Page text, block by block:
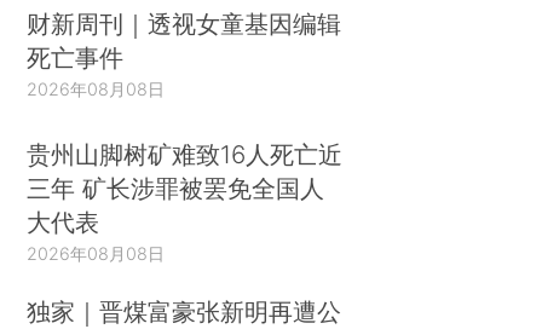
财新周刊｜透视女童基因编辑
死亡事件
2026年08月08日
贵州山脚树矿难致16人死亡近
三年 矿长涉罪被罢免全国人
大代表
2026年08月08日
独家｜晋煤富豪张新明再遭公